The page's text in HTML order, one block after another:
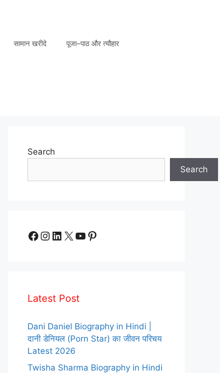
सामान खरीदे पूजा–पाठ और त्यौहार
Search
Search
Facebook
Instagram
LinkedIn
X YouTube
Pinterest
Latest Post
Dani Daniel Biography in Hindi |
दानी डेनियल (Porn Star) का जीवन परिचय
Latest 2026
Twisha Sharma Biography in Hindi